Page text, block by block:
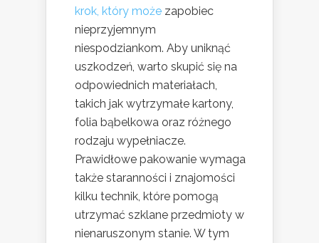
krok, który może zapobiec
nieprzyjemnym
niespodziankom. Aby uniknąć
uszkodzeń, warto skupić się na
odpowiednich materiałach,
takich jak wytrzymałe kartony,
folia bąbelkowa oraz różnego
rodzaju wypełniacze.
Prawidłowe pakowanie wymaga
także staranności i znajomości
kilku technik, które pomogą
utrzymać szklane przedmioty w
nienaruszonym stanie. W tym